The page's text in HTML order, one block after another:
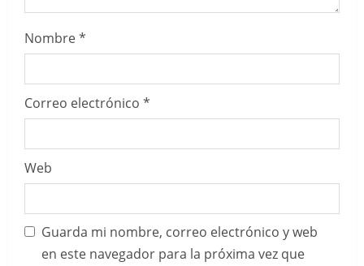
Nombre*
Correo electrónico *
Web
Guarda mi nombre, correo electrónico y web
en este navegador para la próxima vez que